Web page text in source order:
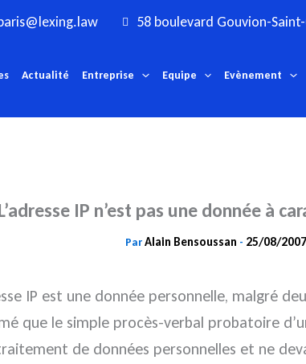
58 boulevard Gouvion-
Actualité Entreprise Equipe Evènement
IP n’est pas une donnée à
ParAlain Bensoussan - 25/08/2007
IP est une donnée personnelle, malgré
que le simple procès-verbal probatoire
de données personnelles et ne